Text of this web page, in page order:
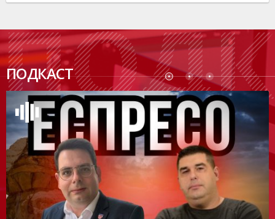
ПОДКАСТ
ПОДК
АСТ